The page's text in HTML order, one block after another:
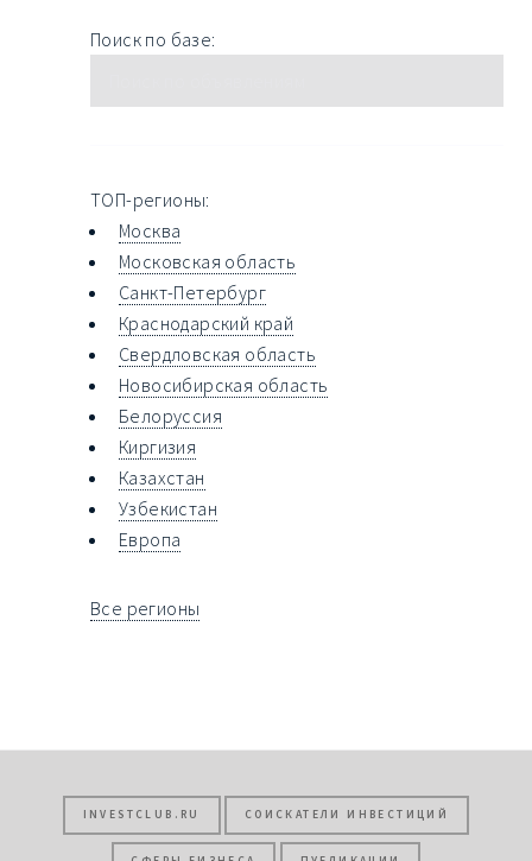
Поиск по базе:
ТОП-регионы:
Москва
Московская область
Санкт-Петербург
Краснодарский край
Свердловская область
Новосибирская область
Белоруссия
Киргизия
Казахстан
Узбекистан
Европа
Все регионы
INVESTCLUB.RU СОИСКАТЕЛИ ИНВЕСТИЦИЙ